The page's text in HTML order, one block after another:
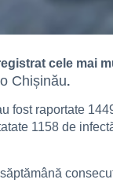
cele mai
Chișinău.
fost raportate
1158 de